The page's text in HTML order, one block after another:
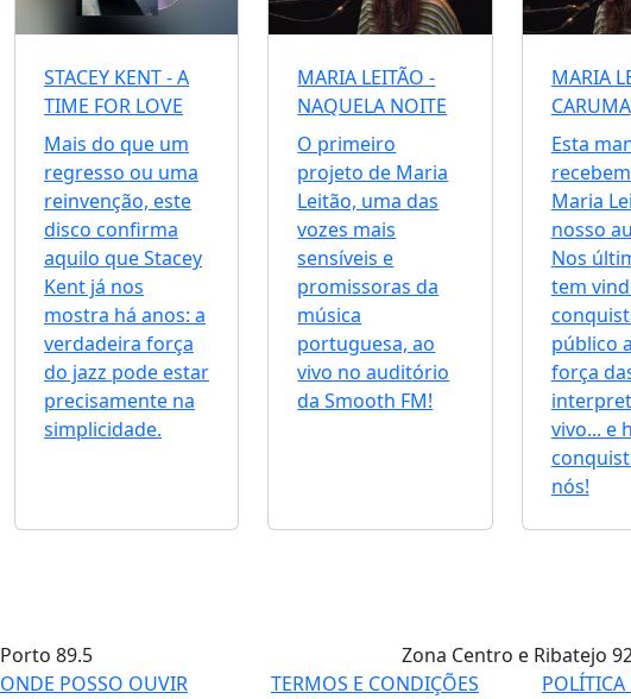
STACEY KENT - A
TIME FOR LOVE
Mais do que um
regresso ou uma
reinvenção, este
disco confirma
aquilo que Stacey
Kent já nos
mostra há anos: a
verdadeira força
do jazz pode estar
precisamente na
simplicidade.
MARIA LEITÃO -
NAQUELA NOITE
O primeiro
projeto de Maria
Leitão, uma das
vozes mais
sensíveis e
promissoras da
música
portuguesa, ao
vivo no auditório
da Smooth FM!
MARIA
CARUMA
Esta
Maria
nosso
Nos
tem
público
força
vivo... e
nós!
Porto 89.5 Zona Centro e Ribatejo
ONDE POSSO OUVIR
TERMOS E CONDIÇÕES POLÍTICA